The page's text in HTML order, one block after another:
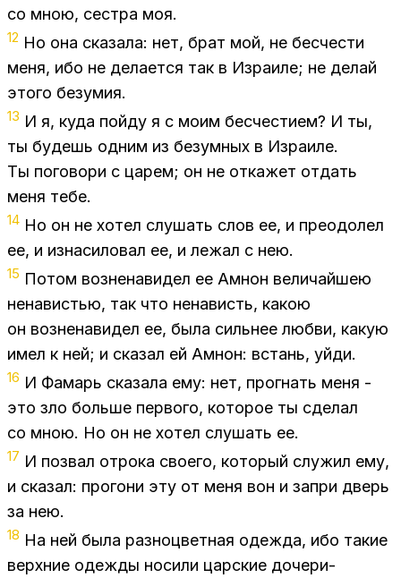
со мною, сест­ра моя.
12 Но она ска­за­ла: нет, брат мой, не бес­че­сти
меня, ибо не де­ла­ет­ся так в Из­ра­и­ле; не де­лай
это­го безу­мия.
13 И я, куда пой­ду я с моим бес­че­сти­ем? И ты,
ты бу­дешь од­ним из безум­ных в Из­ра­и­ле.
Ты по­го­во­ри с ца­рем; он не от­ка­жет от­дать
меня тебе.
14 Но он не хо­тел слу­шать слов ее, и пре­одо­лел
ее, и из­на­си­ло­вал ее, и ле­жал с нею.
15 По­том воз­не­на­ви­дел ее Ам­нон ве­ли­чай­шею
нена­ви­стью, так что нена­висть, ка­кою
он воз­не­на­ви­дел ее, была силь­нее люб­ви, ка­кую
имел к ней; и ска­зал ей Ам­нон: встань, уйди.
16 И Фа­марь ска­за­ла ему: нет, про­гнать меня -
это зло боль­ше пер­во­го, ко­то­рое ты сде­лал
со мною. Но он не хо­тел слу­шать ее.
17 И по­звал от­ро­ка сво­е­го, ко­то­рый слу­жил ему,
и ска­зал: про­го­ни эту от меня вон и за­при дверь
за нею.
18 На ней была раз­но­цвет­ная одеж­да, ибо та­кие
верх­ние одеж­ды но­си­ли цар­ские до­че­ри-